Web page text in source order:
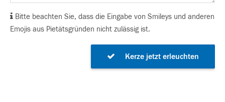
Bitte beachten Sie, dass die Eingabe von Smileys und anderen
Emojis aus Pietätsgründen nicht zulässig ist.
Kerze jetzt erleuchten